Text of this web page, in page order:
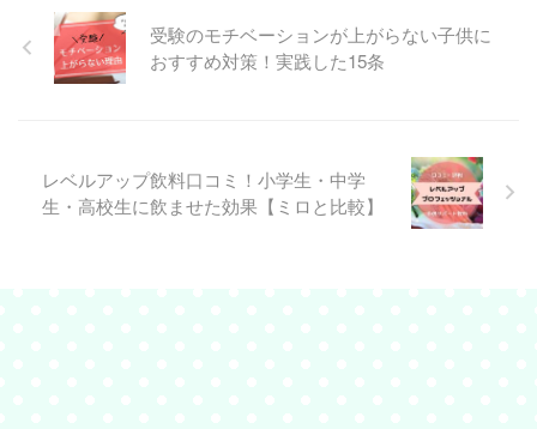
受験のモチベーションが上がらない子供に
おすすめ対策！実践した15条
レベルアップ飲料口コミ！小学生・中学
生・高校生に飲ませた効果【ミロと比較】